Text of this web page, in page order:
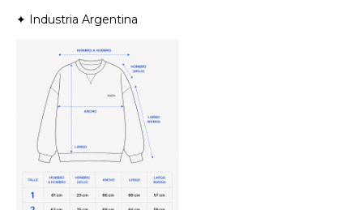
✦ Industria Argentina